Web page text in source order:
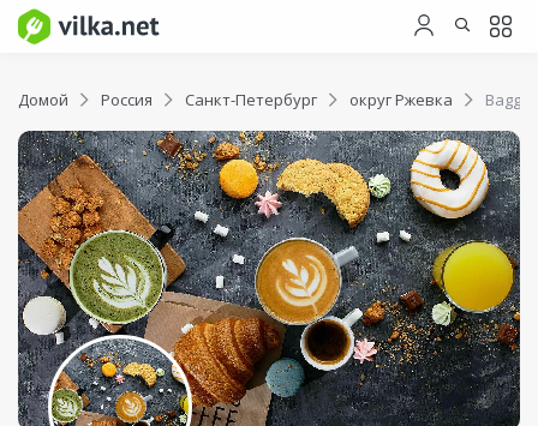
Домой Россия Санкт-Петербург округ Ржевка